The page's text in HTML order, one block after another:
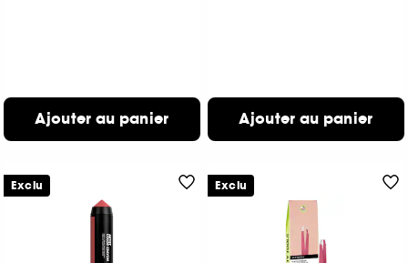
Ajouter au panier Ajouter au panier
Exclu Exclu